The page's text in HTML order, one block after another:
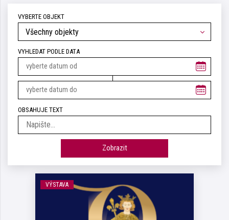
VYBERTE OBJEKT
Všechny objekty
VYHLEDAT PODLE DATA
OBSAHUJE TEXT
Zobrazit
VÝSTAVA